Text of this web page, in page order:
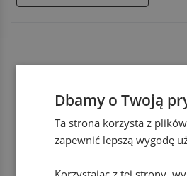
Dbamy o Twoją
Ta strona korzysta z
zapewnić lepszą wygodę
Korzystając z tej strony,